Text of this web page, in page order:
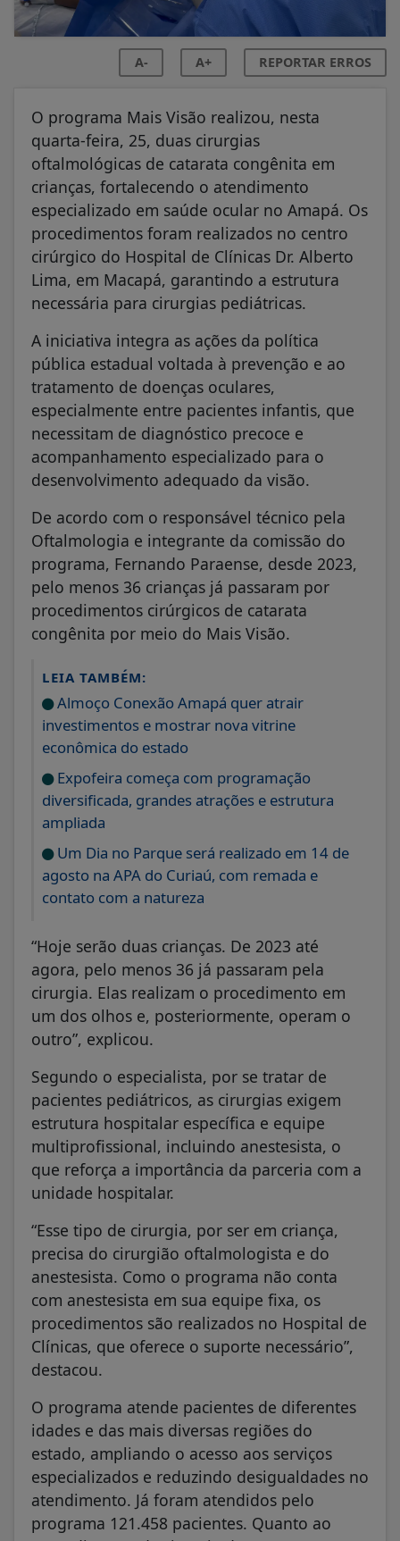
A- A+ REPORTAR ERROS
O programa Mais Visão realizou, nesta
quarta-feira, 25, duas cirurgias
oftalmológicas de catarata congênita em
crianças, fortalecendo o atendimento
especializado em saúde ocular no Amapá. Os
procedimentos foram realizados no centro
cirúrgico do Hospital de Clínicas Dr. Alberto
Lima, em Macapá, garantindo a estrutura
necessária para cirurgias pediátricas.
A iniciativa integra as ações da política
pública estadual voltada à prevenção e ao
tratamento de doenças oculares,
especialmente entre pacientes infantis, que
necessitam de diagnóstico precoce e
acompanhamento especializado para o
desenvolvimento adequado da visão.
De acordo com o responsável técnico pela
Oftalmologia e integrante da comissão do
programa, Fernando Paraense, desde 2023,
pelo menos 36 crianças já passaram por
procedimentos cirúrgicos de catarata
congênita por meio do Mais Visão.
LEIA TAMBÉM:
Almoço Conexão Amapá quer atrair
investimentos e mostrar nova vitrine
econômica do estado
Expofeira começa com programação
diversificada, grandes atrações e estrutura
ampliada
Um Dia no Parque será realizado em 14 de
agosto na APA do Curiaú, com remada e
contato com a natureza
“Hoje serão duas crianças. De 2023 até
agora, pelo menos 36 já passaram pela
cirurgia. Elas realizam o procedimento em
um dos olhos e, posteriormente, operam o
outro”, explicou.
Segundo o especialista, por se tratar de
pacientes pediátricos, as cirurgias exigem
estrutura hospitalar específica e equipe
multiprofissional, incluindo anestesista, o
que reforça a importância da parceria com a
unidade hospitalar.
“Esse tipo de cirurgia, por ser em criança,
precisa do cirurgião oftalmologista e do
anestesista. Como o programa não conta
com anestesista em sua equipe fixa, os
procedimentos são realizados no Hospital de
Clínicas, que oferece o suporte necessário”,
destacou.
O programa atende pacientes de diferentes
idades e das mais diversas regiões do
estado, ampliando o acesso aos serviços
especializados e reduzindo desigualdades no
atendimento. Já foram atendidos pelo
programa 121.458 pacientes. Quanto ao